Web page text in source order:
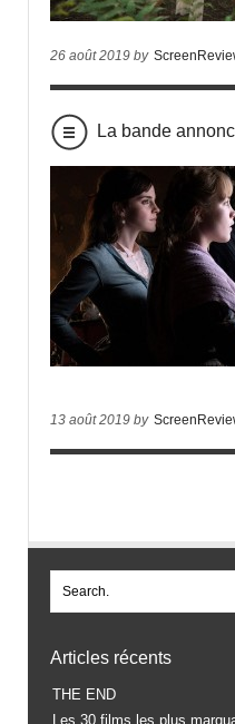
26 août 2019 by
La bande
13 août 2019 by
Articles récents
THE END
Les 30 films les plus